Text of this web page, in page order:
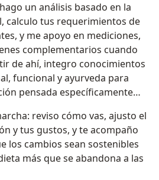
un análisis basado en la
calculo tus requerimientos de
y me apoyo en mediciones,
complementarios cuando
de ahí, integro conocimientos
funcional y ayurveda para
pensada específicamente
reviso cómo vas, ajusto el
y tus gustos, y te acompaño
los cambios sean sostenibles
más que se abandona a las